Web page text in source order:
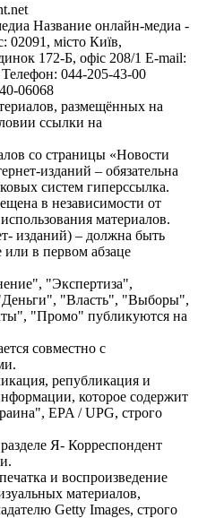
Название онлайн-медиа -
02091, місто Київ,
172-Б, офіс 208/1 E-mail:
Телефон: 044-205-43-00
06068
размещённых на
ссылки на
со страницы «Новости
изданий – обязательна
систем гиперссылка.
в независимости от
материалов.
изданий) – должна быть
или в первом абзаце
"Экспертиза",
"Власть", "Выборы",
"Промо" публикуются на
совместно с
републикация и
которое содержит
EPA / UPG, строго
Я- Корреспондент
и воспроизведение
материалов,
Getty Images, строго